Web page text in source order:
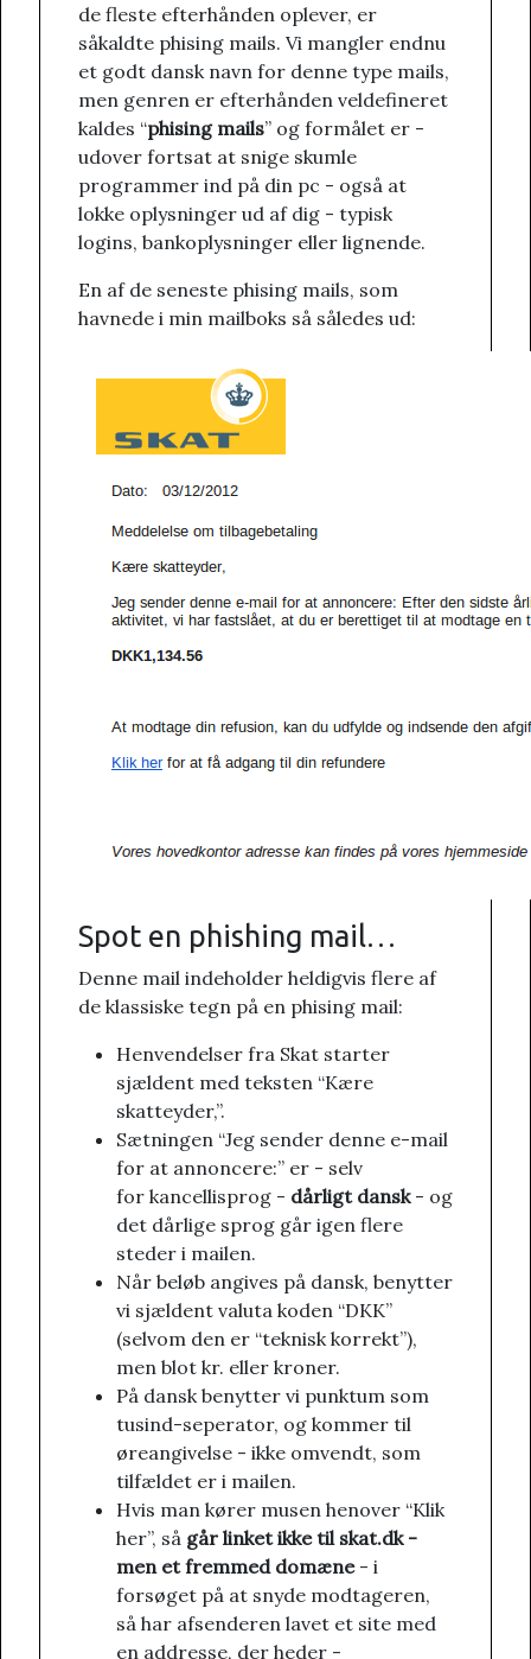
de fleste efterhånden oplever, er
såkaldte phising mails. Vi mangler endnu
et godt dansk navn for denne type mails,
men genren er efterhånden veldefineret
kaldes “phising mails” og formålet er -
udover fortsat at snige skumle
programmer ind på din pc - også at
lokke oplysninger ud af dig - typisk
logins, bankoplysninger eller lignende.
En af de seneste phising mails, som
havnede i min mailboks så således ud:
Spot en phishing mail…
Denne mail indeholder heldigvis flere af
de klassiske tegn på en phising mail:
Henvendelser fra Skat starter
sjældent med teksten “Kære
skatteyder,”.
Sætningen “Jeg sender denne e-mail
for at annoncere:” er - selv
for kancellisprog - dårligt dansk- og
det dårlige sprog går igen flere
steder i mailen.
Når beløb angives på dansk, benytter
vi sjældent valuta koden “DKK”
(selvom den er “teknisk korrekt”),
men blot kr. eller kroner.
På dansk benytter vi punktum som
tusind-seperator, og kommer til
øreangivelse - ikke omvendt, som
tilfældet er i mailen.
Hvis man kører musen henover “Klik
her”, så går linket ikke til skat.dk -
men et fremmed domæne- i
forsøget på at snyde modtageren,
så har afsenderen lavet et site med
en addresse, der heder -